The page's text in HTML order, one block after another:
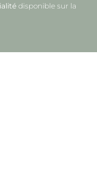
disponible sur la